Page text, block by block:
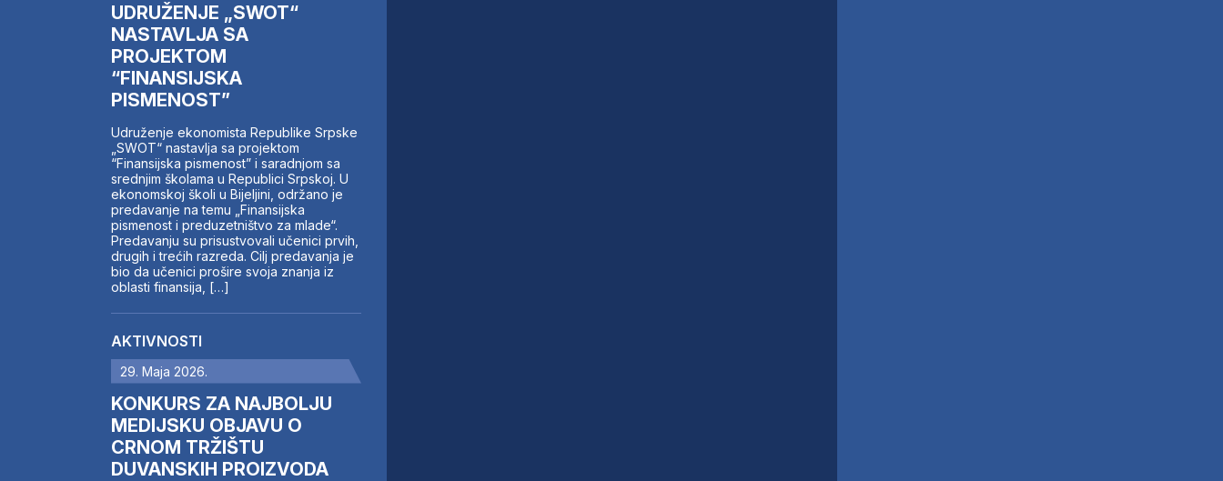
UDRUŽENJE „SWOT“
NASTAVLJA SA
PROJEKTOM
“FINANSIJSKA
PISMENOST”
Udruženje ekonomista Republike Srpske
„SWOT“ nastavlja sa projektom
“Finansijska pismenost” i saradnjom sa
srednjim školama u Republici Srpskoj. U
ekonomskoj školi u Bijeljini, održano je
predavanje na temu „Finansijska
pismenost i preduzetništvo za mlade“.
Predavanju su prisustvovali učenici prvih,
drugih i trećih razreda. Cilj predavanja je
bio da učenici prošire svoja znanja iz
oblasti finansija, […]
AKTIVNOSTI
29. Maja 2026.
KONKURS ZA NAJBOLJU
MEDIJSKU OBJAVU O
CRNOM TRŽIŠTU
DUVANSKIH PROIZVODA